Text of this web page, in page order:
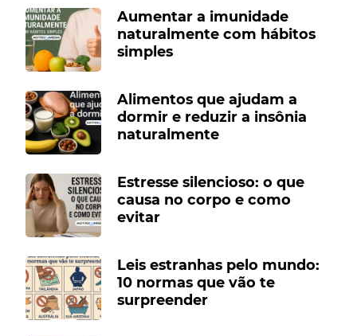
Aumentar a imunidade
naturalmente com hábitos
simples
Alimentos que ajudam a
dormir e reduzir a insônia
naturalmente
Estresse silencioso: o que
causa no corpo e como
evitar
Leis estranhas pelo mundo:
10 normas que vão te
surpreender